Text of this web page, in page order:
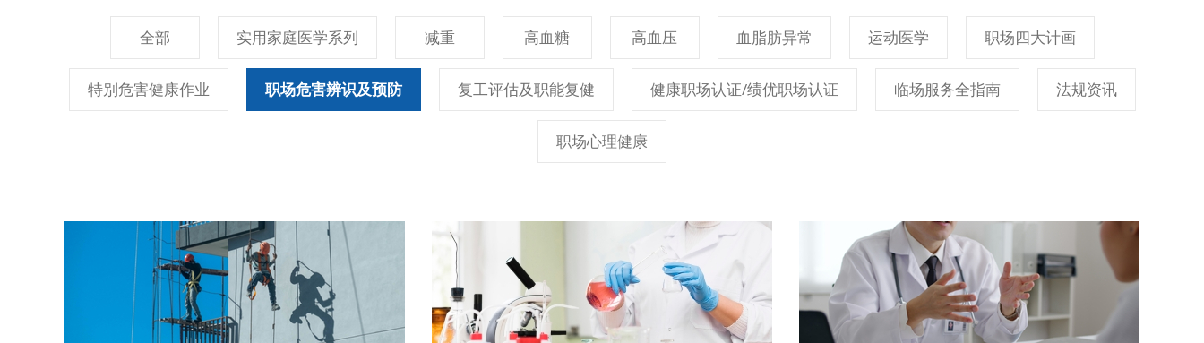
全部 实用家庭医学系列 减重 高血糖 高血压 血脂肪异常 运动医学 职场四大计画
特别危害健康作业 职场危害辨识及预防 复工评估及职能复健 健康职场认证/绩优职场认证 临场服务全指南 法规资讯
职场心理健康